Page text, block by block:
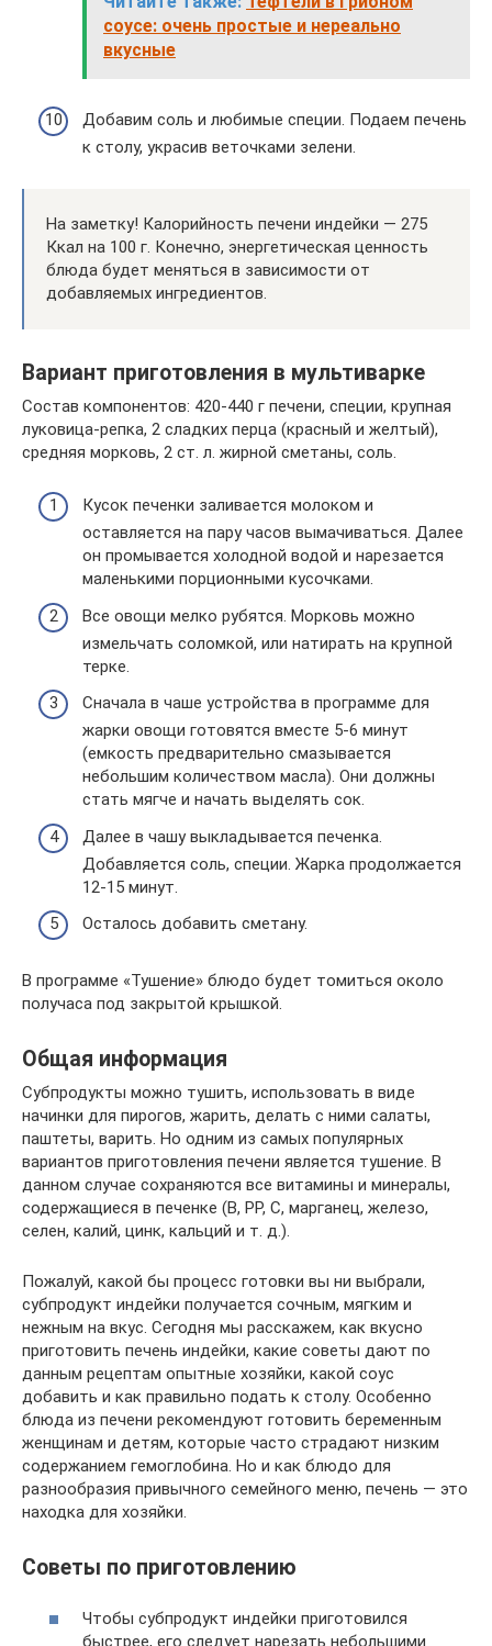
соусе: очень простые и нереально
вкусные
Добавим соль и любимые специи. Подаем печень
к столу, украсив веточками зелени.
На заметку! Калорийность печени индейки — 275
Ккал на 100 г. Конечно, энергетическая ценность
блюда будет меняться в зависимости от
добавляемых ингредиентов.
Вариант приготовления в мультиварке
Состав компонентов: 420-440 г печени, специи, крупная
луковица-репка, 2 сладких перца (красный и желтый),
средняя морковь, 2 ст. л. жирной сметаны, соль.
Кусок печенки заливается молоком и
оставляется на пару часов вымачиваться. Далее
он промывается холодной водой и нарезается
маленькими порционными кусочками.
Все овощи мелко рубятся. Морковь можно
измельчать соломкой, или натирать на крупной
терке.
Сначала в чаше устройства в программе для
жарки овощи готовятся вместе 5-6 минут
(емкость предварительно смазывается
небольшим количеством масла). Они должны
стать мягче и начать выделять сок.
Далее в чашу выкладывается печенка.
Добавляется соль, специи. Жарка продолжается
12-15 минут.
Осталось добавить сметану.
В программе «Тушение» блюдо будет томиться около
получаса под закрытой крышкой.
Общая информация
Субпродукты можно тушить, использовать в виде
начинки для пирогов, жарить, делать с ними салаты,
паштеты, варить. Но одним из самых популярных
вариантов приготовления печени является тушение. В
данном случае сохраняются все витамины и минералы,
содержащиеся в печенке (В, РР, С, марганец, железо,
селен, калий, цинк, кальций и т. д.).
Пожалуй, какой бы процесс готовки вы ни выбрали,
субпродукт индейки получается сочным, мягким и
нежным на вкус. Сегодня мы расскажем, как вкусно
приготовить печень индейки, какие советы дают по
данным рецептам опытные хозяйки, какой соус
добавить и как правильно подать к столу. Особенно
блюда из печени рекомендуют готовить беременным
женщинам и детям, которые часто страдают низким
содержанием гемоглобина. Но и как блюдо для
разнообразия привычного семейного меню, печень — это
находка для хозяйки.
Советы по приготовлению
Чтобы субпродукт индейки приготовился
быстрее, его следует нарезать небольшими